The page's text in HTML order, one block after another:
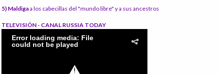
5) Maldigaa los cabecillas del "mundo libre" y a sus ancestros
TELEVISIÓN - CANAL RUSSIA TODAY